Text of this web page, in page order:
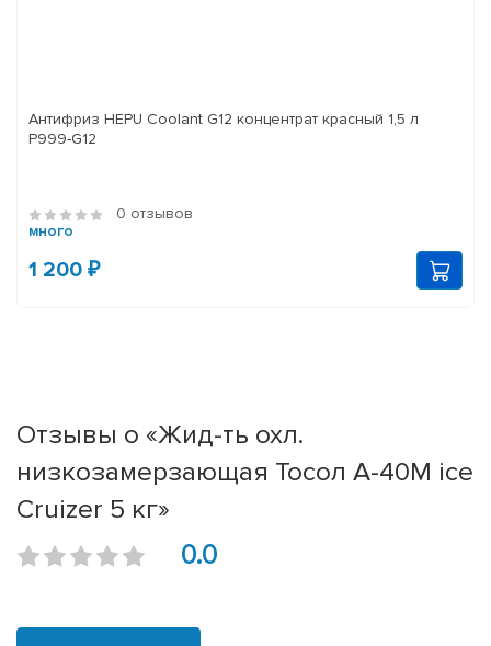
Антифриз HEPU Coolant G12 концентрат красный 1,5 л
P999-G12
0 отзывов
много
1 200 ₽
Отзывы о «Жид-ть охл.
низкозамерзающая Тосол А-40М ice
Cruizer 5 кг»
0.0